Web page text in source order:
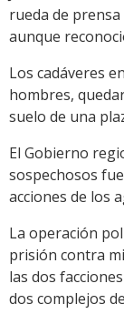
rueda de
aunque
Los cadáveres
hombres,
suelo de una
El Gobierno
sospechosos
acciones de los
La operación
prisión contra
las dos
dos complejos